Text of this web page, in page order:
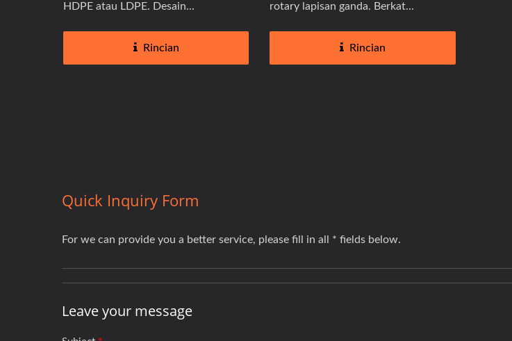
HDPE atau LDPE. Desain...
Rincian
rotary lapisan ganda. Berkat...
Rincian